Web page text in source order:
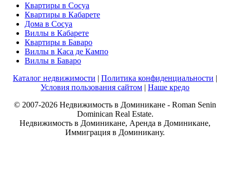
Квартиры в Сосуа
Квартиры в Кабарете
Дома в Сосуа
Виллы в Кабарете
Квартиры в Баваро
Виллы в Каса де Кампо
Виллы в Баваро
Каталог недвижимости | Политика конфиденциальности |
Условия пользования сайтом | Наше кредо
© 2007-2026 Недвижимость в Доминикане - Roman Senin
Dominican Real Estate.
Недвижимость в Доминикане, Аренда в Доминикане,
Иммиграция в Доминикану.